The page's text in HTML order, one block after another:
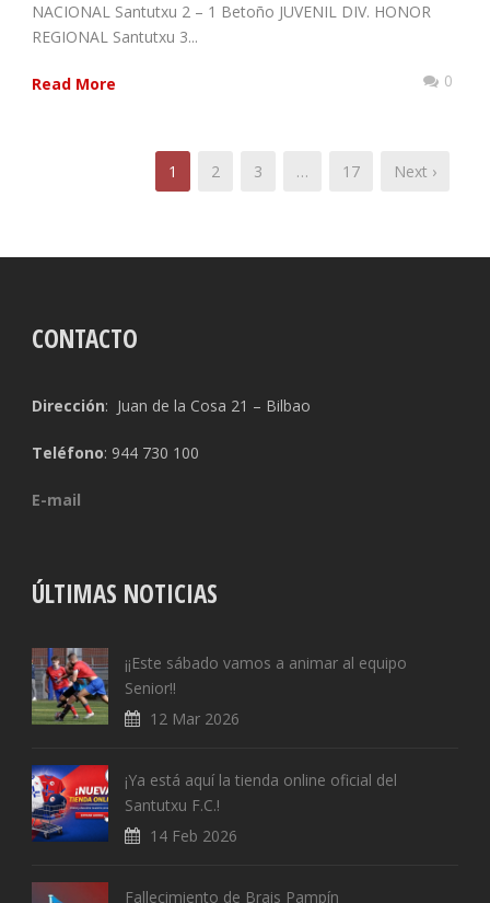
NACIONAL Santutxu 2 – 1 Betoño JUVENIL DIV. HONOR
REGIONAL Santutxu 3...
Read More 0
1 2 3 … 17 Next ›
CONTACTO
Dirección: Juan de la Cosa 21 – Bilbao
Teléfono: 944 730 100
E-mail
ÚLTIMAS NOTICIAS
¡¡Este sábado vamos a animar al equipo
Senior!!
12 Mar 2026
¡Ya está aquí la tienda online oficial del
Santutxu F.C.!
14 Feb 2026
Fallecimiento de Brais Pampín